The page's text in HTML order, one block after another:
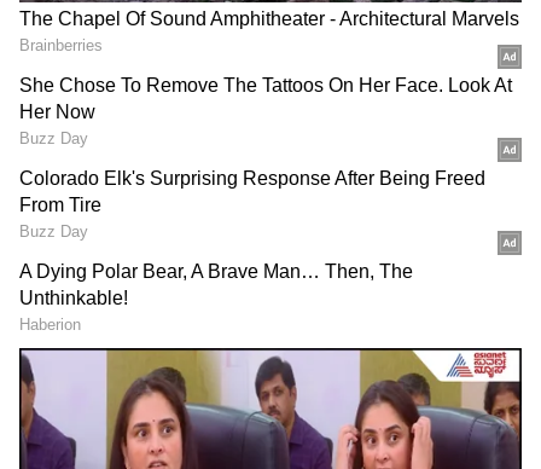
3 ಗ್ರಹದ ದೊಡ್ಡ ಪ್ರಭಾವ
ಅಕ್ಟೋಬರ್ 31 ರವರೆಗೆ ಈ ರಾಶಿಗೆ
ಇಂದು ಜೂನ್ 26 ರಂದು
ನೀಚಭಾಂಗ್ ರಾಜಯೋಗ, ಈ
ನಿವೇಶನ ಅಥವಾ ಜಮೀನು
Gayatri Mantra: ಭಕ್ತಿ ಮಾರ್ಗ